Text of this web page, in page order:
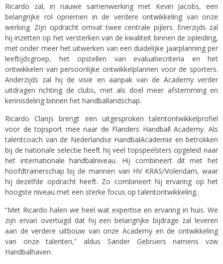
Ricardo zal, in nauwe samenwerking met Kevin Jacobs, een
belangrijke rol opnemen in de verdere ontwikkeling van onze
werking. Zijn opdracht omvat twee centrale pijlers. Enerzijds zal
hij inzetten op het versterken van de kwaliteit binnen de opleiding,
met onder meer het uitwerken van een duidelijke jaarplanning per
leeftijdsgroep, het opstellen van evaluatiecriteria en het
ontwikkelen van persoonlijke ontwikkelplannen voor de sporters.
Anderzijds zal hij de visie en aanpak van de Academy verder
uitdragen richting de clubs, met als doel meer afstemming en
kennisdeling binnen het handballandschap.
Ricardo Clarijs brengt een uitgesproken talentontwikkelprofiel
voor de topsport mee naar de Flanders Handball Academy. Als
talentcoach van de Nederlandse HandbalAcademie en betrokken
bij de nationale selectie heeft hij veel topspeelsters opgeleid naar
het internationale handbalniveau. Hij combineert dit met het
hoofdtrainerschap bij de mannen van HV KRAS/Volendam, waar
hij dezelfde opdracht heeft. Zo combineert hij ervaring op het
hoogste niveau met een sterke focus op talentontwikkeling.
“Met Ricardo halen we heel wat expertise en ervaring in huis. We
zijn ervan overtuigd dat hij een belangrijke bijdrage zal leveren
aan de verdere uitbouw van onze Academy en de ontwikkeling
van onze talenten,” aldus Sander Gebruers namens vzw
Handbalhaven.